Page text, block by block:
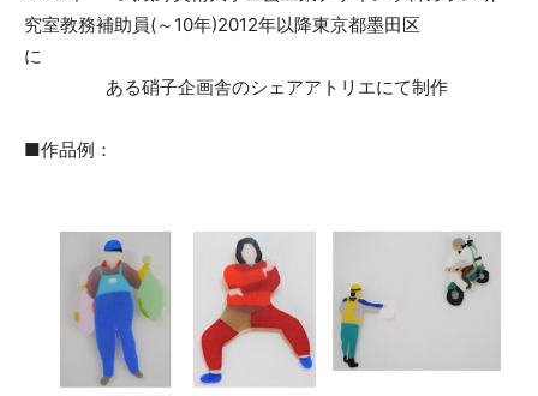
究室教務補助員(～10年)2012年以降東京都墨田区
に
ある硝子企画舎のシェアアトリエにて制作
■作品例：